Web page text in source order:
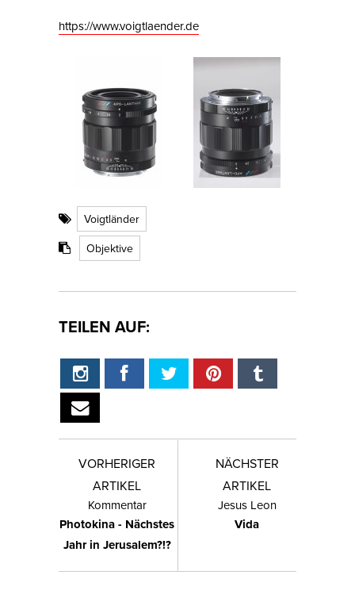
https://www.voigtlaender.de
Voigtländer
Objektive
TEILEN AUF:
VORHERIGER
ARTIKEL
Kommentar
Photokina - Nächstes
Jahr in Jerusalem?!?
NÄCHSTER
ARTIKEL
Jesus Leon
Vida